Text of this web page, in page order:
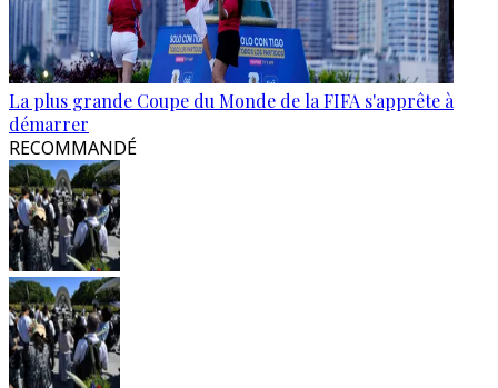
La plus grande Coupe du Monde de la FIFA s'apprête à
démarrer
RECOMMANDÉ